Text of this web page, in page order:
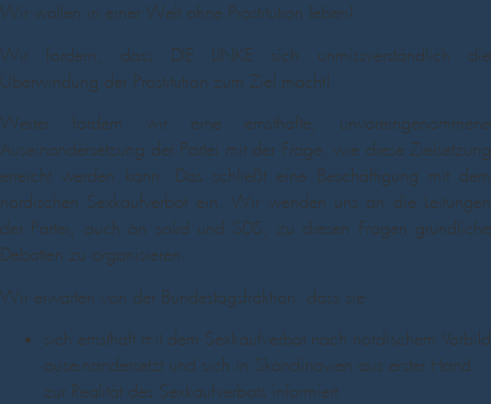
Wir wollen in einer Welt ohne Prostitution leben!
Wir fordern, dass DIE LINKE sich unmissverständlich die
Überwindung der Prostitution zum Ziel macht!
Weiter fordern wir eine ernsthafte, unvoreingenommene
Auseinandersetzung der Partei mit der Frage, wie diese Zielsetzung
erreicht werden kann. Das schließt eine Beschäftigung mit dem
nordischen Sexkaufverbot ein. Wir wenden uns an die Leitungen
der Partei, auch an solid und SDS, zu diesen Fragen gründliche
Debatten zu organisieren.
Wir erwarten von der Bundestagsfraktion, dass sie
sich ernsthaft mit dem Sexkaufverbot nach nordischem Vorbild
auseinandersetzt und sich in Skandinavien aus erster Hand
zur Realität des Sexkaufverbots informiert.